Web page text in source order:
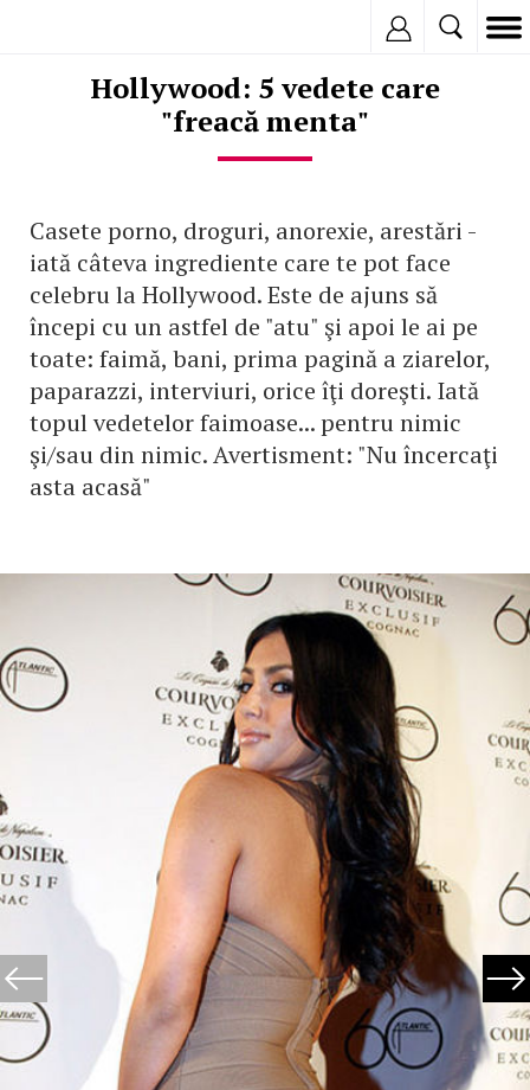
Hollywood: 5 vedete care
"freacă menta"
Casete porno, droguri, anorexie, arestări -
iată câteva ingrediente care te pot face
celebru la Hollywood. Este de ajuns să
începi cu un astfel de "atu" şi apoi le ai pe
toate: faimă, bani, prima pagină a ziarelor,
paparazzi, interviuri, orice îţi doreşti. Iată
topul vedetelor faimoase... pentru nimic
şi/sau din nimic. Avertisment: "Nu încercaţi
asta acasă"